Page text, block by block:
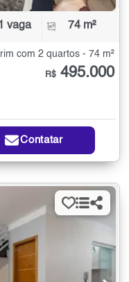
vaga 74 m²
com 2 quartos - 74 m²
R$ 495.000
Contatar